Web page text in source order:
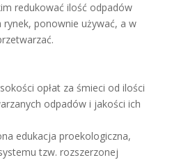
redukować ilość odpadów
ponownie używać, a w
opłat za śmieci od ilości
odpadów i jakości ich
edukacja proekologiczna,
tzw. rozszerzonej